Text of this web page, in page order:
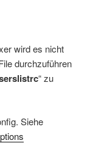
wird es nicht
durchzuführen
“ zu
Siehe